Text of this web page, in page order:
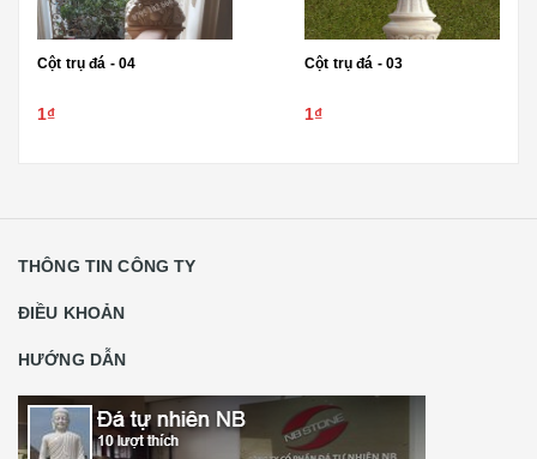
Cột trụ đá - 04
1₫
Cột trụ đá - 03
1₫
THÔNG TIN CÔNG TY
ĐIỀU KHOẢN
HƯỚNG DẪN